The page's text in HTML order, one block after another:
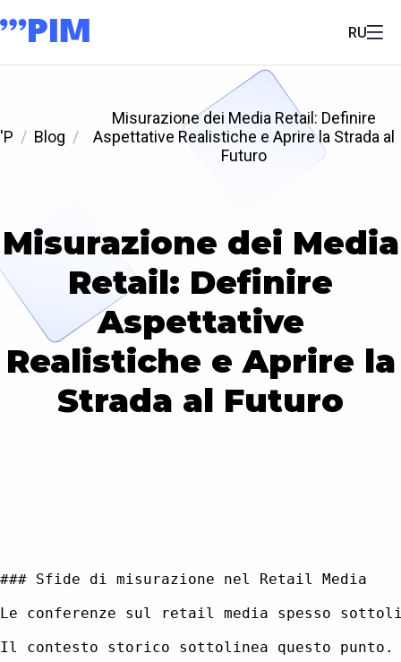
RU
'P Blog
Misurazione dei Media Retail: Definire
Aspettative Realistiche e Aprire la Strada al
Futuro
Misurazione dei Media
Retail: Definire
Aspettative
Realistiche e Aprire la
Strada al Futuro
### Sfide di misurazione nel Retail Media
Le conferenze sul retail media spesso
Il contesto storico sottolinea questo punto.